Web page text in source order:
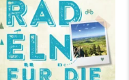
Rhön. Radeln für die
Seele
mehr Infos …